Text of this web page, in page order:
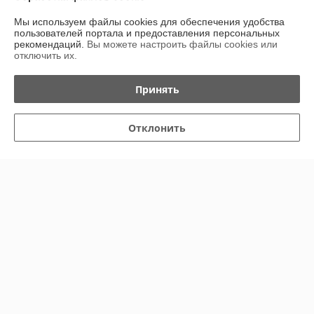
Доставка и оплата
График работы
Политика обработки cookies
Мы используем файлы cookies для обеспечения удобства
пользователей портала и предоставления персональных
рекомендаций. Вы можете настроить файлы cookies или
отключить их.
Принять
Отклонить